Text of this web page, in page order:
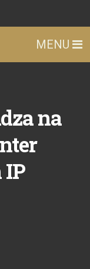
MENU
na
IP